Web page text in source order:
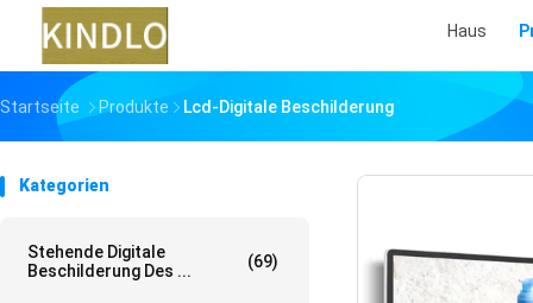
Haus
Startseite Produkte Lcd-Digitale Beschilderung
Kategorien
Stehende Digitale
Beschilderung Des ...
(69)